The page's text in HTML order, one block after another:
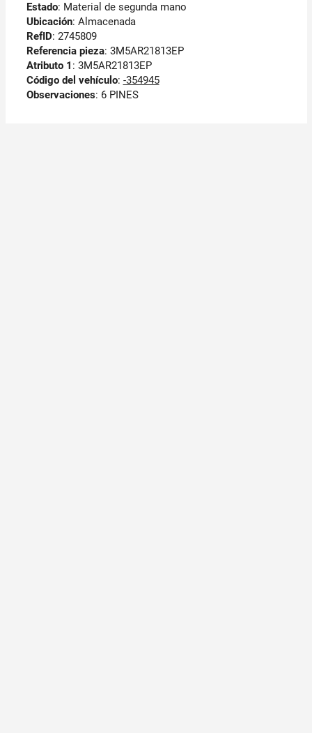
Estado: Material de segunda mano
Ubicación: Almacenada
RefID: 2745809
Referencia pieza: 3M5AR21813EP
Atributo 1 : 3M5AR21813EP
Código del vehículo: -354945
Observaciones: 6 PINES